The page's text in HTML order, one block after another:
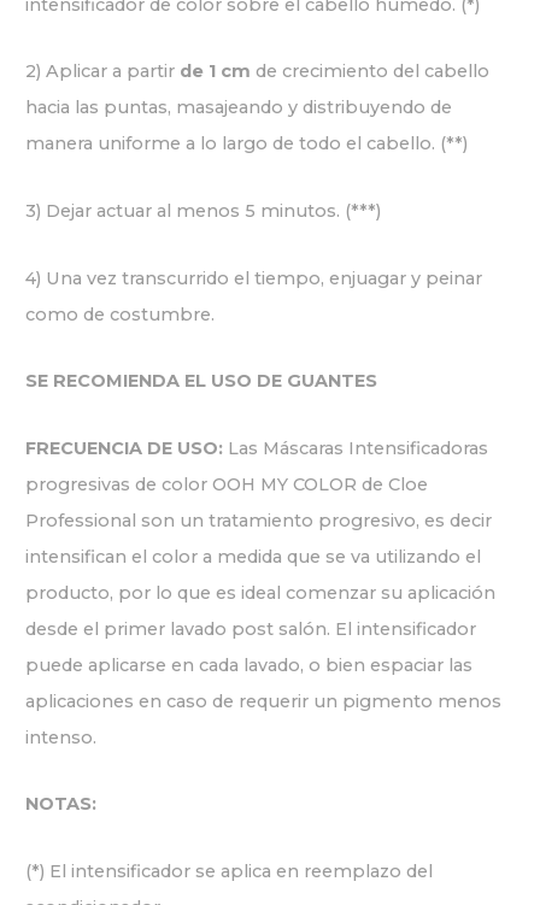
intensificador de color sobre el cabello húmedo. (*)
2) Aplicar a partir de 1 cm de crecimiento del cabello
hacia las puntas, masajeando y distribuyendo de
manera uniforme a lo largo de todo el cabello. (**)
3) Dejar actuar al menos 5 minutos. (***)
4) Una vez transcurrido el tiempo, enjuagar y peinar
como de costumbre.
SE RECOMIENDA EL USO DE GUANTES
FRECUENCIA DE USO: Las Máscaras Intensificadoras
progresivas de color OOH MY COLOR de Cloe
Professional son un tratamiento progresivo, es decir
intensifican el color a medida que se va utilizando el
producto, por lo que es ideal comenzar su aplicación
desde el primer lavado post salón. El intensificador
puede aplicarse en cada lavado, o bien espaciar las
aplicaciones en caso de requerir un pigmento menos
intenso.
NOTAS:
(*) El intensificador se aplica en reemplazo del